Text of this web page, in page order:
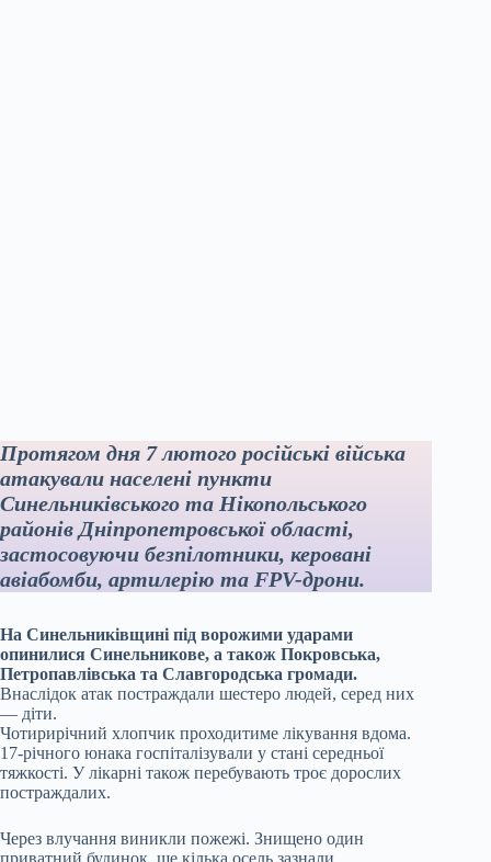
Протягом дня 7 лютого російські війська
атакували населені пункти
Синельниківського та Нікопольського
районів Дніпропетровської області,
застосовуючи безпілотники, керовані
авіабомби, артилерію та FPV-дрони.
На Синельниківщині під ворожими ударами
опинилися Синельникове, а також Покровська,
Петропавлівська та Славгородська громади.
Внаслідок атак постраждали шестеро людей, серед них
— діти.
Чотирирічний хлопчик проходитиме лікування вдома.
17-річного юнака госпіталізували у стані середньої
тяжкості. У лікарні також перебувають троє дорослих
постраждалих.
Через влучання виникли пожежі. Знищено один
приватний будинок, ще кілька осель зазнали